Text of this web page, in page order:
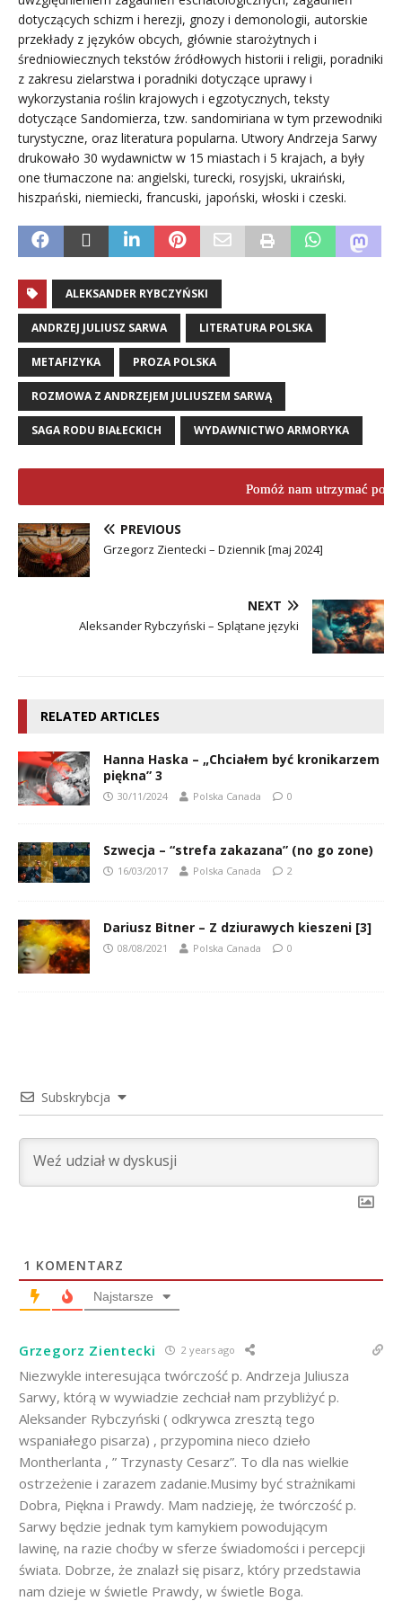
dotyczących schizm i herezji, gnozy i demonologii, autorskie
przekłady z języków obcych, głównie starożytnych i
średniowiecznych tekstów źródłowych historii i religii, poradniki
z zakresu zielarstwa i poradniki dotyczące uprawy i
wykorzystania roślin krajowych i egzotycznych, teksty
dotyczące Sandomierza, tzw. sandomiriana w tym przewodniki
turystyczne, oraz literatura popularna. Utwory Andrzeja Sarwy
drukowało 30 wydawnictw w 15 miastach i 5 krajach, a były
one tłumaczone na: angielski, turecki, rosyjski, ukraiński,
hiszpański, niemiecki, francuski, japoński, włoski i czeski.
ALEKSANDER RYBCZYŃSKI
ANDRZEJ JULIUSZ SARWA LITERATURA POLSKA
METAFIZYKA PROZA POLSKA
ROZMOWA Z ANDRZEJEM JULIUSZEM SARWĄ
SAGA RODU BIAŁECKICH WYDAWNICTWO ARMORYKA
Pomóż nam utrzymać
PREVIOUS
Grzegorz Zientecki – Dziennik [maj 2024]
NEXT
Aleksander Rybczyński – Splątane języki
RELATED ARTICLES
Hanna Haska – „Chciałem być kronikarzem
piękna” 3
30/11/2024 Polska Canada 0
Szwecja – “strefa zakazana” (no go zone)
16/03/2017 Polska Canada 2
Dariusz Bitner – Z dziurawych kieszeni [3]
08/08/2021 Polska Canada 0
Subskrybcja
1 KOMENTARZ
Najstarsze
Grzegorz Zientecki 2 years ago
Niezwykle interesująca twórczość p. Andrzeja Juliusza
Sarwy, którą w wywiadzie zechciał nam przybliżyć p.
Aleksander Rybczyński ( odkrywca zresztą tego
wspaniałego pisarza) , przypomina nieco dzieło
Montherlanta , ” Trzynasty Cesarz”. To dla nas wielkie
ostrzeżenie i zarazem zadanie.Musimy być strażnikami
Dobra, Piękna i Prawdy. Mam nadzieję, że twórczość p.
Sarwy będzie jednak tym kamykiem powodującym
lawinę, na razie choćby w sferze świadomości i percepcji
świata. Dobrze, że znalazł się pisarz, który przedstawia
nam dzieje w świetle Prawdy, w świetle Boga.